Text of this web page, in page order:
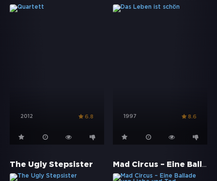
2012 6.8 1997 8.6
The Ugly Stepsister Mad Circus – Eine Ballade von Liebe und Tod